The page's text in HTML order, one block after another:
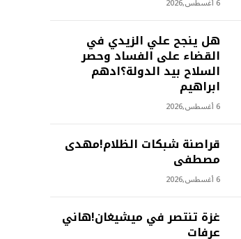
هل ينجح علي الزيدي في
القضاء على الفساد وحصر
السلاح بيد الدولة؟ادهم
ابراهيم
6 أغسطس,2026
‫قراصنة شبكات الظلام!مهدى
مصطفى
6 أغسطس,2026
غزة تنتصر في ميشيغان!هاني
عرفات